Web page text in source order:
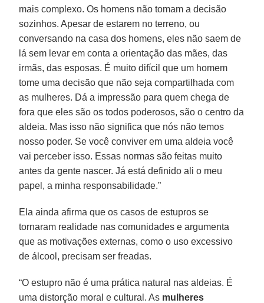
mais complexo. Os homens não tomam a decisão
sozinhos. Apesar de estarem no terreno, ou
conversando na casa dos homens, eles não saem de
lá sem levar em conta a orientação das mães, das
irmãs, das esposas. É muito difícil que um homem
tome uma decisão que não seja compartilhada com
as mulheres. Dá a impressão para quem chega de
fora que eles são os todos poderosos, são o centro da
aldeia. Mas isso não significa que nós não temos
nosso poder. Se você conviver em uma aldeia você
vai perceber isso. Essas normas são feitas muito
antes da gente nascer. Já está definido ali o meu
papel, a minha responsabilidade.”
Ela ainda afirma que os casos de estupros se
tornaram realidade nas comunidades e argumenta
que as motivações externas, como o uso excessivo
de álcool, precisam ser freadas.
“O estupro não é uma prática natural nas aldeias. É
uma distorção moral e cultural. As mulheres